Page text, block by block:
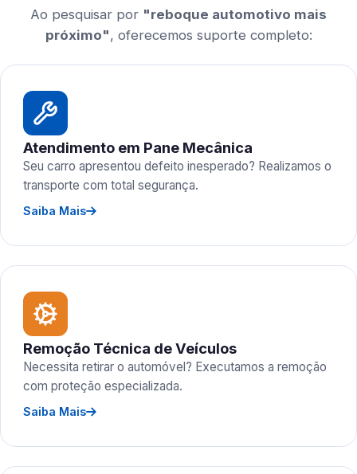
Ao pesquisar por "reboque automotivo mais
próximo", oferecemos suporte completo:
Atendimento em Pane Mecânica
Seu carro apresentou defeito inesperado? Realizamos o
transporte com total segurança.
Saiba Mais
Remoção Técnica de Veículos
Necessita retirar o automóvel? Executamos a remoção
com proteção especializada.
Saiba Mais